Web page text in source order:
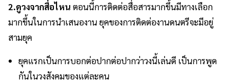
2.ดูวงจากสื่อไหน ตอนนี้การติดต่อสื่อสารมากขึ้นมีทางเลือก
มากขึ้นในการนำเสนองาน ยุคของการติดต่องานดนตรีจะมีอยู่
สามยุค
ยุคแรกเป็นการบอกต่อปากต่อปากว่าวงนี้เล่นดี เป็นการพูด
กันในวงสังคมของแต่ละคน